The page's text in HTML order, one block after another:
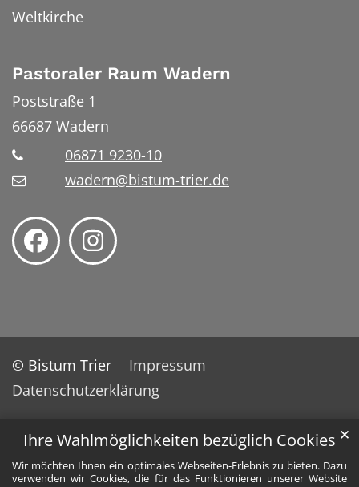
Ihre Wahlmöglichkeiten bezüglich Cookies
Wir möchten Ihnen ein optimales Webseiten-Erlebnis zu bieten. Dazu
verwenden wir Cookies, die für das Funktionieren unserer Website
✕
Weltkirche
Pastoraler Raum Wadern
Poststraße 1
66687 Wadern
06871 9230-10
wadern@bistum-trier.de
© Bistum Trier
Impressum
Datenschutzerklärung